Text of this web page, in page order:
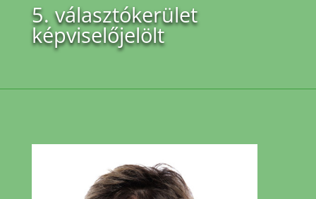
5. választókerület
képviselőjelölt